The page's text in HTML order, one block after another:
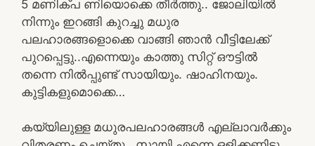
5 മണിക്പ ണിയൊക്കെ തീർത്തു.. ജോലിയിൽ
നിന്നും ഇറങ്ങി കുറച്ചു മധുര
പലഹാരങ്ങളൊക്കെ വാങ്ങി ഞാൻ വീട്ടിലേക്ക്
പുറപ്പെട്ടു..എന്നെയും കാത്തു സിറ്റ് ഔട്ടിൽ
തന്നെ നിൽപ്പുണ്ട് സായിയും. ഷാഹിനയും.
കുട്ടികളുമൊക്കെ…
കയ്യിലുള്ള മധുരപലഹാരങ്ങൾ എല്ലാവർക്കും